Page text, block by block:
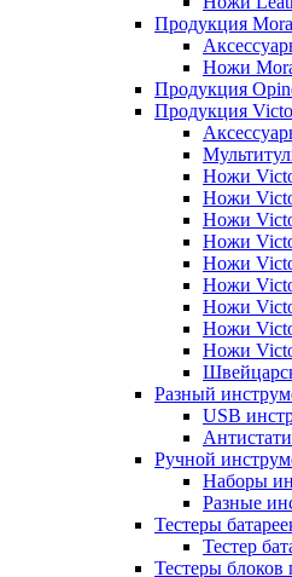
Продукция Mora
Ножи
Продукция
Продукция
Ножи
Ножи
Ножи
Ножи
Ножи
Ножи
Ножи
Ножи
Ножи
Разный
USB
Ручной
Наборы
Разные
Тестеры
Тестер
Тестеры